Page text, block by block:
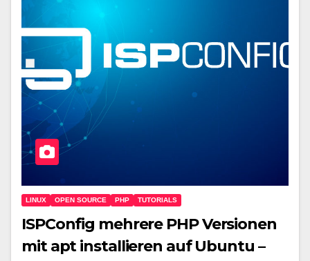
LINUX OPEN SOURCE PHP TUTORIALS
ISPConfig mehrere PHP Versionen
mit apt installieren auf Ubuntu –